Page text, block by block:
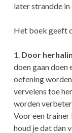
later strandde in
Het boek geeft
1. Door
doen gaan doen
oefening
vervelens toe
worden
Voor een trainer
houd je dat dan